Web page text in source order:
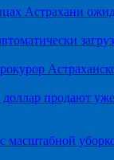
Астрахани
продают
масштабной